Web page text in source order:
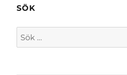
SÖK
Sök
efter: